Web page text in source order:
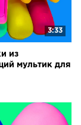
3:33
из
мультик для